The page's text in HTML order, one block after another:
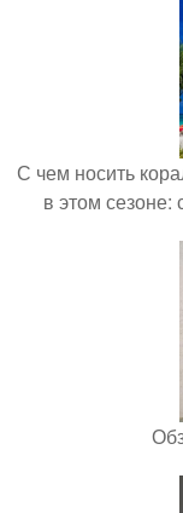
С чем носить
в этом